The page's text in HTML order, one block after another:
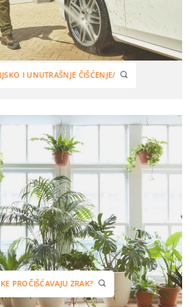
I UNUTRAŠNJE ČIŠĆENJE/
PROČIŠĆAVAJU ZRAK?